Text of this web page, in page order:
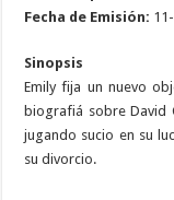
Fecha de Emisión:
Sinopsis
Emily fija un nuevo
biografiá sobre David
jugando sucio en su
su divorcio.